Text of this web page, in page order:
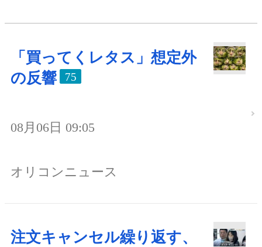
「買ってくレタス」想定外
の反響
75
08月06日 09:05
オリコンニュース
注文キャンセル繰り返す、